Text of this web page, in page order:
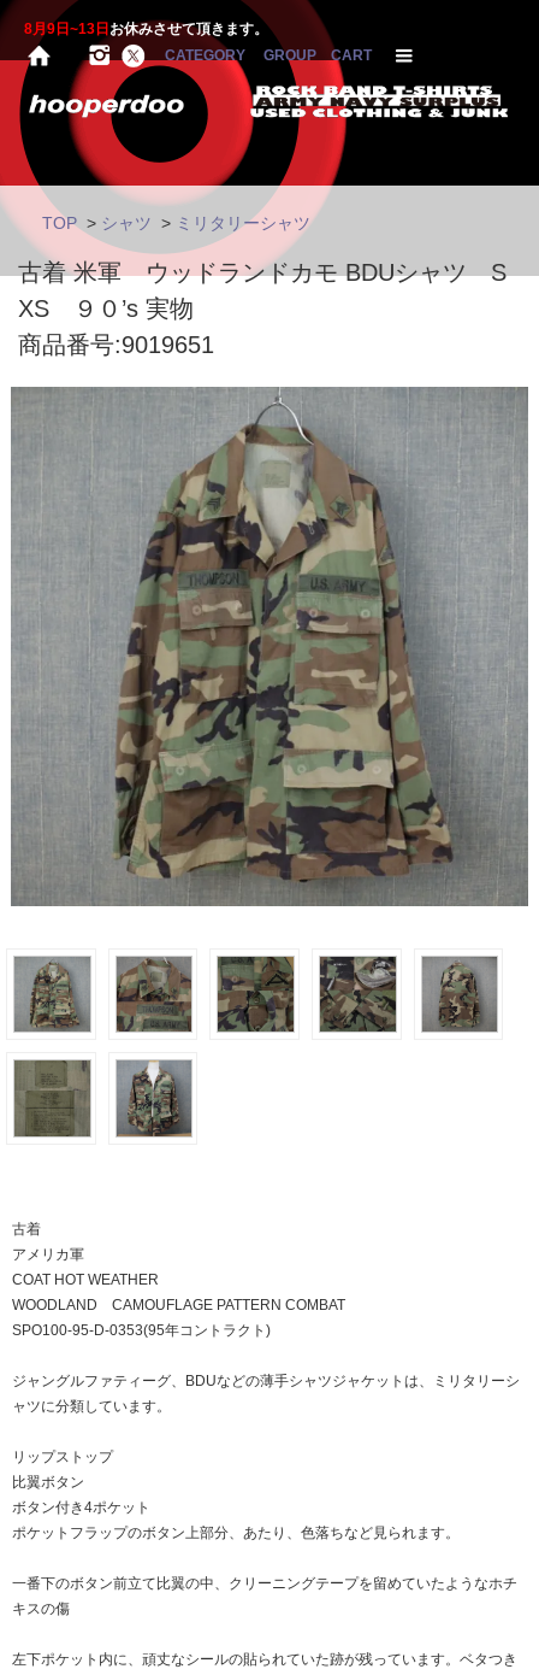
8月9日~13日 お休みさせて頂きます。
CATEGORY
GROUP CART
TOP > シャツ > ミリタリーシャツ
古着 米軍 ウッドランドカモ BDUシャツ S
XS ９０’s 実物
商品番号:9019651
古着
アメリカ軍
COAT HOT WEATHER
WOODLAND CAMOUFLAGE PATTERN COMBAT
SPO100-95-D-0353(95年コントラクト)
ジャングルファティーグ、BDUなどの薄手シャツジャケットは、ミリタリーシ
ャツに分類しています。
リップストップ
比翼ボタン
ボタン付き4ポケット
ポケットフラップのボタン上部分、あたり、色落ちなど見られます。
一番下のボタン前立て比翼の中、クリーニングテープを留めていたようなホチ
キスの傷
左下ポケット内に、頑丈なシールの貼られていた跡が残っています。ベタつき